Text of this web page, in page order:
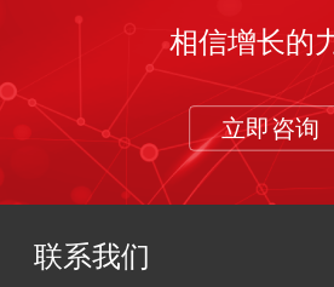
相信增长的
立即咨询
联系我们